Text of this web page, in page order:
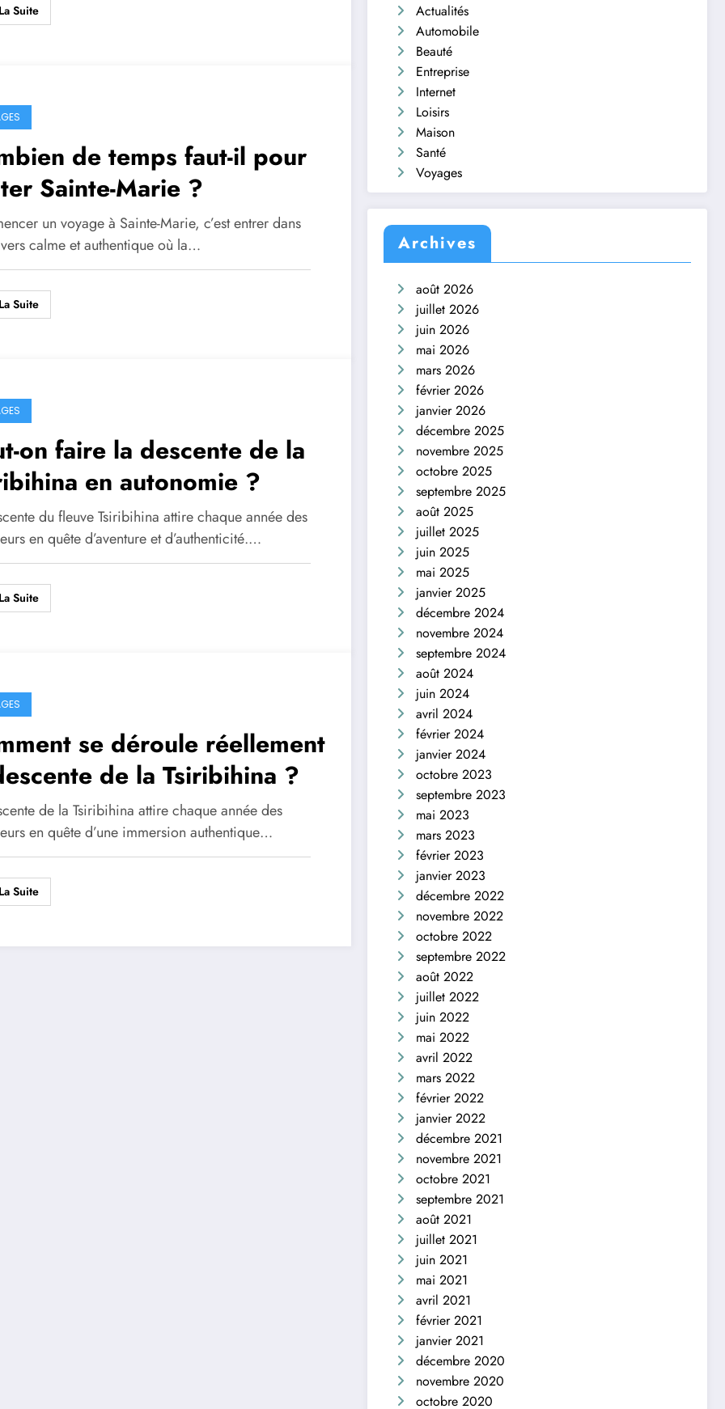
Suite
de temps faut-il pour
Sainte-Marie ?
un voyage à Sainte-Marie, c’est entrer dans
calme et authentique où la…
Suite
on faire la descente de la
en autonomie ?
du fleuve Tsiribihina attire chaque année des
en quête d’aventure et d’authenticité.…
Suite
se déroule réellement
de la Tsiribihina ?
de la Tsiribihina attire chaque année des
en quête d’une immersion authentique…
Suite
Actualités
Automobile
Beauté
Entreprise
Internet
Loisirs
Maison
Santé
Voyages
Archives
août 2026
juillet 2026
juin 2026
mai 2026
mars 2026
février 2026
janvier 2026
décembre 2025
novembre 2025
octobre 2025
septembre 2025
août 2025
juillet 2025
juin 2025
mai 2025
janvier 2025
décembre 2024
novembre 2024
septembre 2024
août 2024
juin 2024
avril 2024
février 2024
janvier 2024
octobre 2023
septembre 2023
mai 2023
mars 2023
février 2023
janvier 2023
décembre 2022
novembre 2022
octobre 2022
septembre 2022
août 2022
juillet 2022
juin 2022
mai 2022
avril 2022
mars 2022
février 2022
janvier 2022
décembre 2021
novembre 2021
octobre 2021
septembre 2021
août 2021
juillet 2021
juin 2021
mai 2021
avril 2021
février 2021
janvier 2021
décembre 2020
novembre 2020
octobre 2020